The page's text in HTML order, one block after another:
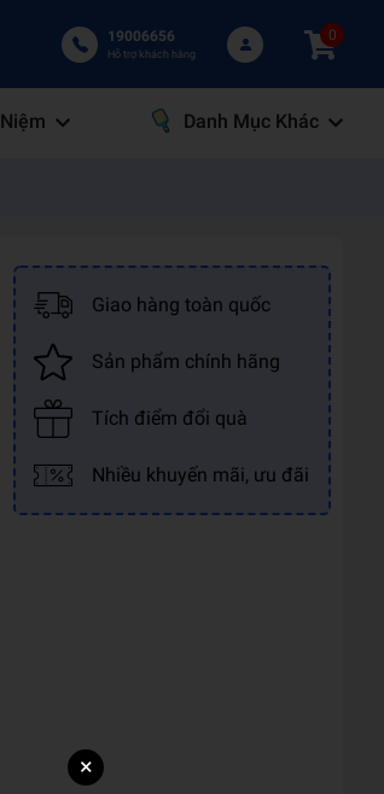
19006656
Hỗ trợ khách hàng
0
Danh Mục Khác
Giao hàng toàn quốc
Sản phẩm chính hãng
Tích điểm đổi quà
Nhiều khuyến mãi, ưu đãi
×